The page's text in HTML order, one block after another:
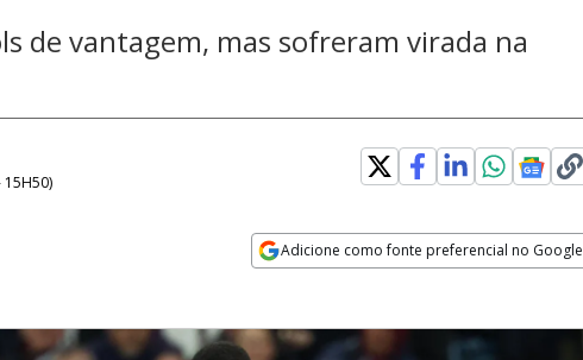
de vantagem, mas sofreram virada na
15H50)
Adicione como fonte preferencial no Google